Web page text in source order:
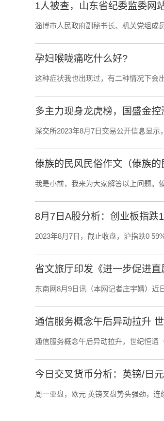
1人被查，山东省纪委监委网
淄博市人民政府副秘书长、机关党组成
孕妇喉咙痛吃什么好?
这种症状我也出现过，有二种情况下会
多主力现身龙虎榜，国盛金控
深交所2023年8月7日交易公开信息显
傣族的民风民俗作文（傣族的
我是小前，我来为大家解答以上问题。
8月7日A股分析：创业板指跌
2023年8月7日，截止收盘，沪指跌0
省文旅厅印发《进一步促进直
东南网8月9日讯（本网记者庄宇婧）近
通信服务概念午后异动拉升
通信服务概念午后异动拉升，世纪恒通
今日交叉货币分析：英镑/日
周一亚盘，欧元 英镑叉盘势头强劲，